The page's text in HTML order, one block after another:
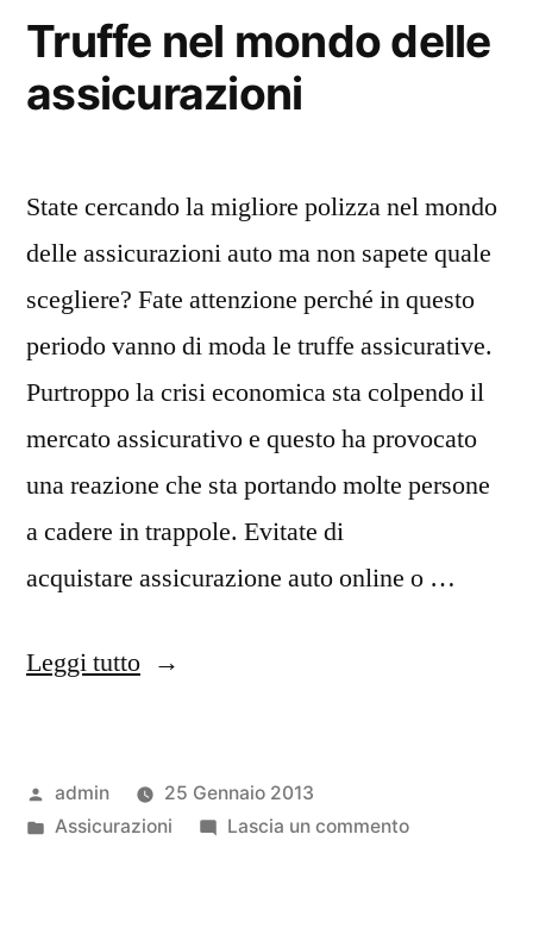
Truffe nel mondo delle
assicurazioni
State cercando la migliore polizza nel mondo
delle assicurazioni auto ma non sapete quale
scegliere? Fate attenzione perché in questo
periodo vanno di moda le truffe assicurative.
Purtroppo la crisi economica sta colpendo il
mercato assicurativo e questo ha provocato
una reazione che sta portando molte persone
a cadere in trappole. Evitate di
acquistare assicurazione auto online o …
Leggi tutto“Truffe
delle
assicurazioni”
Pubblicato
da
admin
25 Gennaio 2013
Pubblicato
Assicurazioni Lascia un commentosu